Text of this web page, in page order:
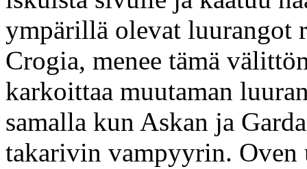
ympärillä olevat luurangot
Crogia, menee tämä
karkoittaa muutaman
samalla kun Askan ja
takarivin vampyyrin.